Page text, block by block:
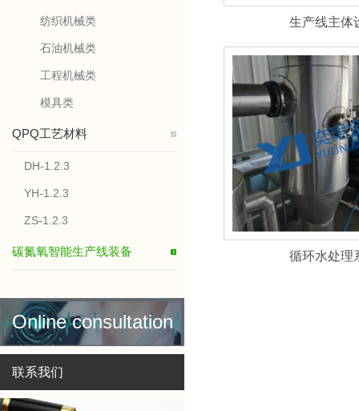
生产线主体
循环水处理
纺织机械类
石油机械类
工程机械类
模具类
QPQ工艺材料
DH-1.2.3
YH-1.2.3
ZS-1.2.3
碳氮氧智能生产线装备
Online consultation
联系我们